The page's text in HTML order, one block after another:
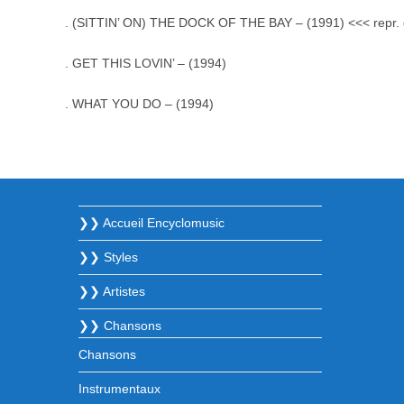
. (SITTIN’ ON) THE DOCK OF THE BAY – (1991) <<< repr.
. GET THIS LOVIN’ – (1994)
. WHAT YOU DO – (1994)
❯❯ Accueil Encyclomusic
❯❯ Styles
❯❯ Artistes
❯❯ Chansons
Chansons
Instrumentaux